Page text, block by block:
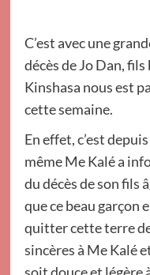
C’est avec une
décès de Jo Dan,
Kinshasa nous est
cette semaine.
En effet, c’est
même Me Kalé a
du décès de son fils
que ce beau garçon
quitter cette terre
sincères à Me Kalé